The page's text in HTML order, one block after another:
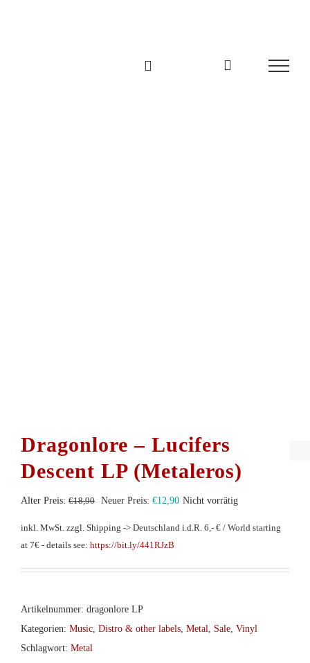
Dragonlore – Lucifers
Descent LP (Metaleros)
Alter Preis: €18,90 Ursprünglicher
Neuer Preis: €12,90Aktueller
Nicht vorrätig
inkl. MwSt. zzgl. Shipping -> Deutschland i.d.R. 6,- € / World starting
at 7€ - details see: https://bit.ly/441RJzB
Artikelnummer: dragonlore LP
Kategorien: Music Distro & other labels Metal Sale Vinyl
Schlagwort: Metal